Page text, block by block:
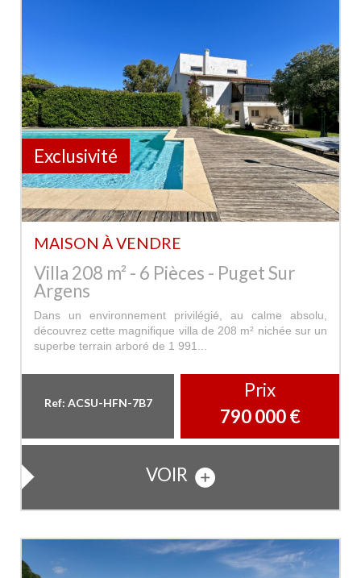
Exclusivité
MAISON À VENDRE
Villa 208 m² - 6 Pièces - Puget Sur
Argens
Dans un environnement privilégié, au calme absolu,
découvrez cette magnifique villa de 208 m² nichée sur un
superbe terrain arboré de 1 991...
Ref: ACSU-HFN-7B7
Prix
790 000 €
VOIR